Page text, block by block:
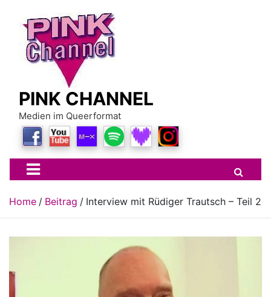
content
PINK CHANNEL
Medien im Queerformat
Home Beitrag Interview mit Rüdiger Trautsch – Teil 2